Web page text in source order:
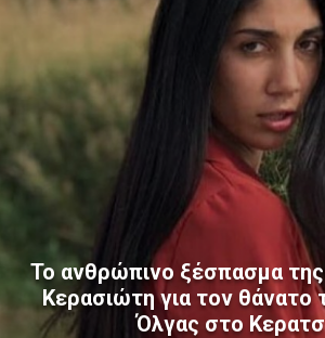
Το ανθρώπινο ξέσπασμα
Κερασιώτη για τον θάνατο
Όλγας στο